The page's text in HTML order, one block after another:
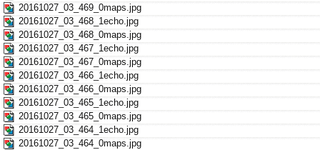
20161027_03_469_0maps.jpg
20161027_03_468_1echo.jpg
20161027_03_468_0maps.jpg
20161027_03_467_1echo.jpg
20161027_03_467_0maps.jpg
20161027_03_466_1echo.jpg
20161027_03_466_0maps.jpg
20161027_03_465_1echo.jpg
20161027_03_465_0maps.jpg
20161027_03_464_1echo.jpg
20161027_03_464_0maps.jpg